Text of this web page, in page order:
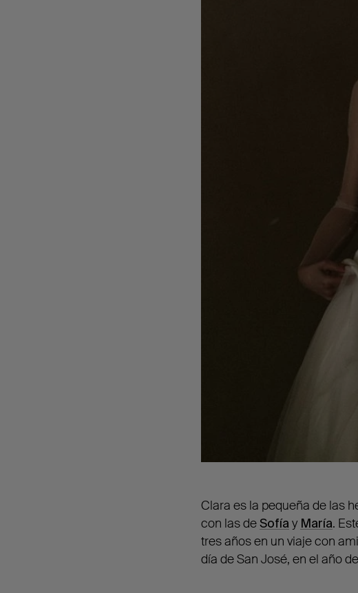
Clara es la pequeña de las
con las deSofía y María.
tres años en un viaje con
día de San José, en el año